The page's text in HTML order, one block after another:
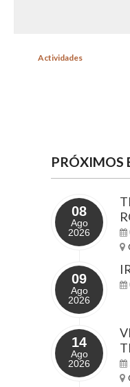
Actividades
PRÓXIMOS
08
Ago
2026
09
Ago
2026
14
Ago
2026